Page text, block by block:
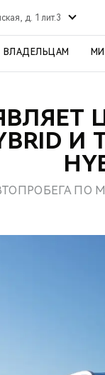
д. 1 лит.3
ВЛАДЕЛЬЦАМ
И
ПО